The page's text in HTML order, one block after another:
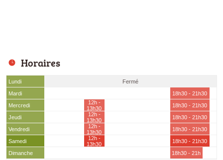
Horaires
Lundi
Fermé
Mardi
18h30 - 21h30
Mercredi
12h -
13h30
18h30 - 21h30
Jeudi
12h -
13h30
18h30 - 21h30
Vendredi
12h -
13h30
18h30 - 21h30
Samedi
12h -
13h30
18h30 - 21h30
Dimanche
18h30 - 21h